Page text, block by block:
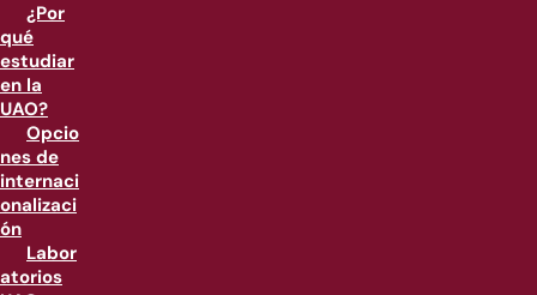
¿Por
qué
estudiar
en la
UAO?
Opcio
nes de
internaci
onalizaci
ón
Labor
atorios